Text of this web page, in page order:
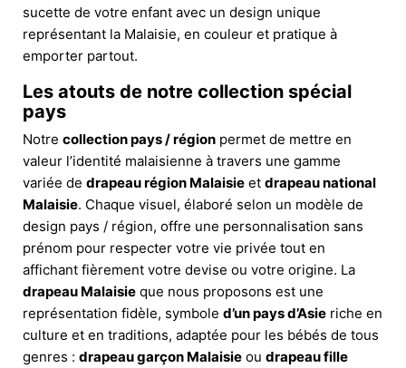
sucette de votre enfant avec un design unique
représentant la Malaisie, en couleur et pratique à
emporter partout.
Les atouts de notre collection spécial
pays
Notre collection pays / région permet de mettre en
valeur l’identité malaisienne à travers une gamme
variée de drapeau région Malaisie et drapeau national
Malaisie. Chaque visuel, élaboré selon un modèle de
design pays / région, offre une personnalisation sans
prénom pour respecter votre vie privée tout en
affichant fièrement votre devise ou votre origine. La
drapeau Malaisie que nous proposons est une
représentation fidèle, symbole d’un pays d’Asie riche en
culture et en traditions, adaptée pour les bébés de tous
genres : drapeau garçon Malaisie ou drapeau fille